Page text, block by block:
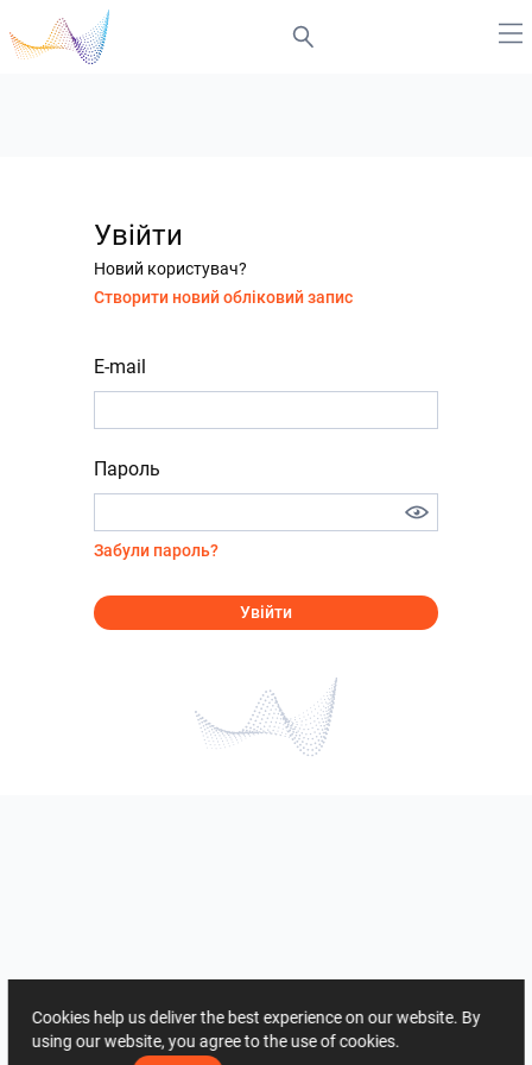
Увійти
Новий користувач?
Створити новий обліковий запис
E-mail
Пароль
Забули пароль?
Увійти
Cookies help us deliver the best experience on our website. By
using our website, you agree to the use of cookies.